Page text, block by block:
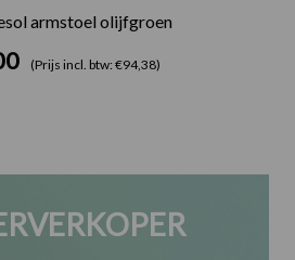
armstoel olijfgroen
(Prijs incl. btw: €94,38)